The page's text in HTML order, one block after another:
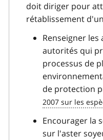
doit diriger pour
rétablissement
Renseigner
autorités qui
processus de
de protection
Encourager la
sur l'aster